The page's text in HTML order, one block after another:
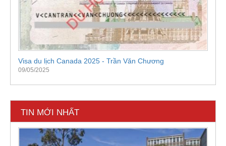
Visa du lịch Canada 2025 - Trần Văn Chương
09/05/2025
TIN MỚI NHẤT